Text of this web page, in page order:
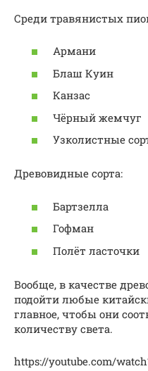
Среди травянистых
Армани
Блаш Куин
Канзас
Чёрный жемчуг
Узколистные
Древовидные сорта:
Бартзелла
Гофман
Полёт ласточки
Вообще, в качестве
подойти любые
главное, чтобы они
количеству света.
https://youtube.com/